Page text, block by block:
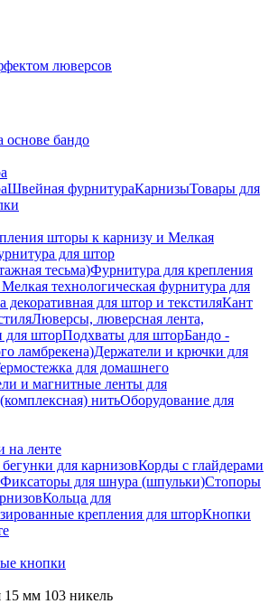
люверсов
бандо
Швейная фурнитураКарнизыТовары для
шторы к карнизу и Мелкая
для штор
тесьма)Фурнитура для крепления
технологическая фурнитура для
декоративная для штор и текстиляКант
Люверсы, люверсная лента,
для шторПодхваты для шторБандо -
ламбрекена)Держатели и крючки для
для домашнего
и магнитные ленты для
нитьОборудование для
на ленте
для карнизовКорды с глайдерами
Фиксаторы для шнура (шпульки)Стопоры
Кольца для
крепления для шторКнопки
кнопки
мм 103 никель